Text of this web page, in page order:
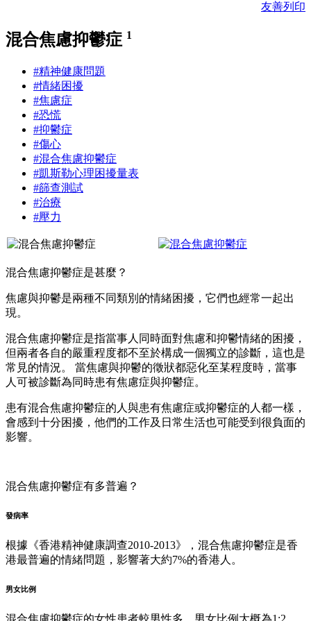
友善列印
混合焦慮抑鬱症 1
#精神健康問題
#情緒困擾
#焦慮症
#恐慌
#抑鬱症
#傷心
#混合焦慮抑鬱症
#凱斯勒心理困擾量表
#篩查測試
#治療
#壓力
混合焦慮抑鬱症是甚麼？
焦慮與抑鬱是兩種不同類別的情緒困擾，它們也經常一起出
現。
混合焦慮抑鬱症是指當事人同時面對焦慮和抑鬱情緒的困擾，
但兩者各自的嚴重程度都不至於構成一個獨立的診斷，這也是
常見的情況。 當焦慮與抑鬱的徵狀都惡化至某程度時，當事
人可被診斷為同時患有焦慮症與抑鬱症。
患有混合焦慮抑鬱症的人與患有焦慮症或抑鬱症的人都一樣，
會感到十分困擾，他們的工作及日常生活也可能受到很負面的
影響。
混合焦慮抑鬱症有多普遍？
發病率
根據《香港精神健康調查2010-2013》，混合焦慮抑鬱症是香
港最普遍的情緒問題，影響著大約7%的香港人。
男女比例
混合焦慮抑鬱症的女性患者較男性多，男女比例大概為1:2。